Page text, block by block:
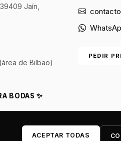
Jaín,
de Bilbao)
BODAS ✨
PEDIR
ACEPTAR TODAS